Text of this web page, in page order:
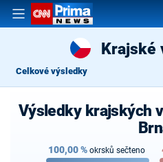
Krajské
Celkové výsledky
Výsledky krajských
100,00% okrsků sečteno